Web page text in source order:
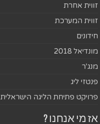
זווית אחרת
זווית המערכת
חידונים
מונדיאל 2018
מנג'ר
פנטזי ליג
פרויקט פתיחת הליגה הישראלית
אז מי אנחנו ?